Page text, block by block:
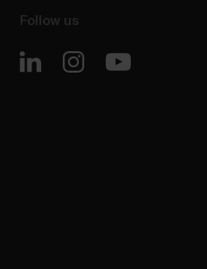
Follow us